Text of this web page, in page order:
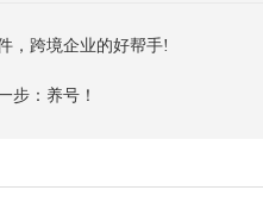
，跨境企业的好帮手!
步：养号！